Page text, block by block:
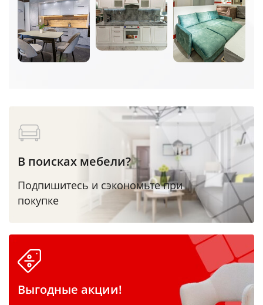
В поисках мебели?
Подпишитесь и сэкономьте при
покупке
Выгодные акции!